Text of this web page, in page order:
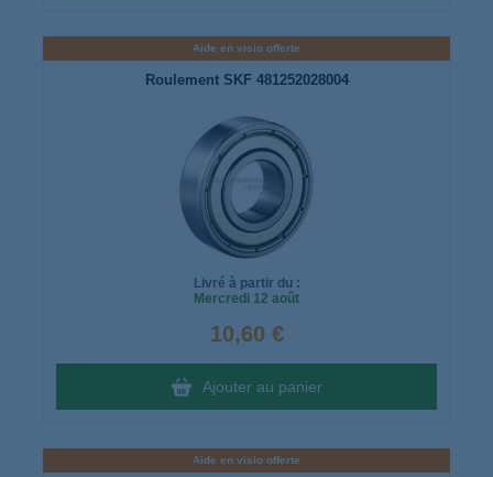
Aide en visio offerte
Roulement SKF 481252028004
Livré à partir du :
Mercredi 12 août
10,60 €
Ajouter au panier
Aide en visio offerte